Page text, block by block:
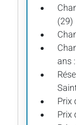
(29)
ans
Prix
Prix